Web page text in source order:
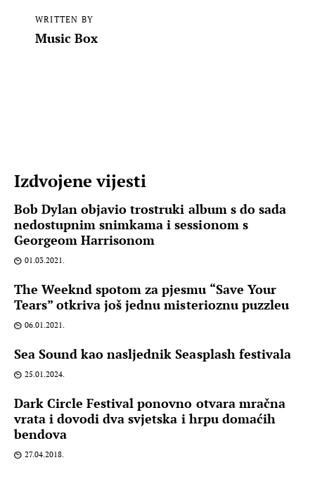
WRITTEN BY
Music Box
Izdvojene vijesti
Bob Dylan objavio trostruki album s do sada
nedostupnim snimkama i sessionom s
Georgeom Harrisonom
01.03.2021.
The Weeknd spotom za pjesmu “Save Your
Tears” otkriva još jednu misterioznu puzzleu
06.01.2021.
Sea Sound kao nasljednik Seasplash festivala
25.01.2024.
Dark Circle Festival ponovno otvara mračna
vrata i dovodi dva svjetska i hrpu domaćih
bendova
27.04.2018.